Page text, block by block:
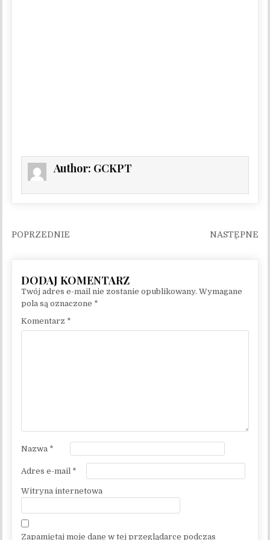
Author: GCKPT
Nawigacja wpisu
Twój adres e-mail nie zostanie opublikowany. Wymagane
pola są oznaczone *
Komentarz *
Nazwa *
Adres e-mail *
Witryna internetowa
Zapamiętaj moje dane w tej przeglądarce podczas